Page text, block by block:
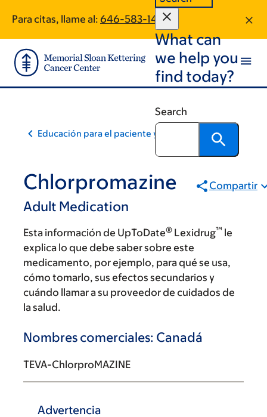
main
content
footer
Para citas, llame al: 646-583-1403
What can
we help you
find today?
Search
Educación para el paciente y la comunidad
Chlorpromazine
Adult Medication
Compartir
Esta información de UpToDate® Lexidrug™ le
explica lo que debe saber sobre este
medicamento, por ejemplo, para qué se usa,
cómo tomarlo, sus efectos secundarios y
cuándo llamar a su proveedor de cuidados de
la salud.
Nombres comerciales: Canadá
TEVA-ChlorproMAZINE
Advertencia